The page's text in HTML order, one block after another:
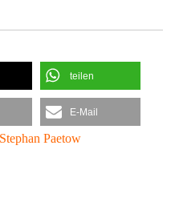
teilen
E-Mail
Stephan Paetow